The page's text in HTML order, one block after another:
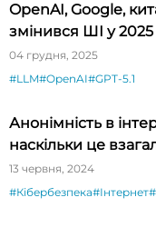
OpenAI, Google,
змінився ШІ у 2025
04 грудня, 2025
#LLM#OpenAI#GPT-5.1
Анонімність в
наскільки це
13 червня, 2024
#Кібербезпека#Інтернет